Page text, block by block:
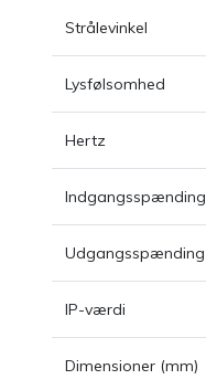
Strålevinkel
Lysfølsomhed
Hertz
Indgangsspænding
Udgangsspænding
IP-værdi
Dimensioner (mm)